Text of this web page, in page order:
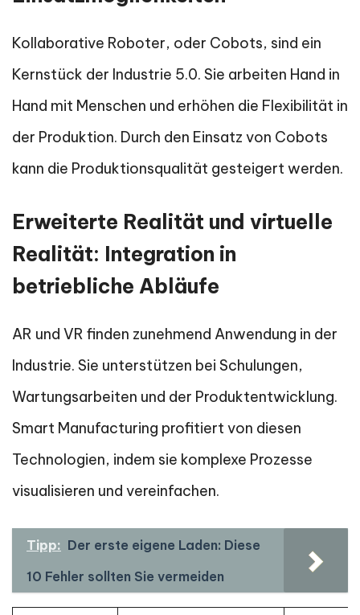
Kollaborative Roboter, oder Cobots, sind ein
Kernstück der Industrie 5.0. Sie arbeiten Hand in
Hand mit Menschen und erhöhen die Flexibilität in
der Produktion. Durch den Einsatz von Cobots
kann die Produktionsqualität gesteigert werden.
Erweiterte Realität und virtuelle
Realität: Integration in
betriebliche Abläufe
AR und VR finden zunehmend Anwendung in der
Industrie. Sie unterstützen bei Schulungen,
Wartungsarbeiten und der Produktentwicklung.
Smart Manufacturing profitiert von diesen
Technologien, indem sie komplexe Prozesse
visualisieren und vereinfachen.
Tipp: Der erste eigene Laden: Diese
10 Fehler sollten Sie vermeiden